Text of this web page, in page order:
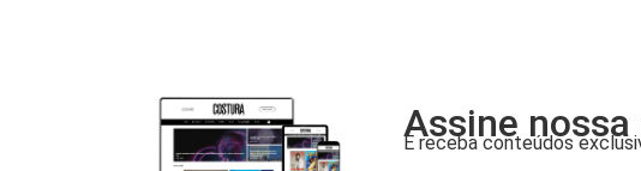
Assine
E receba conteúdos